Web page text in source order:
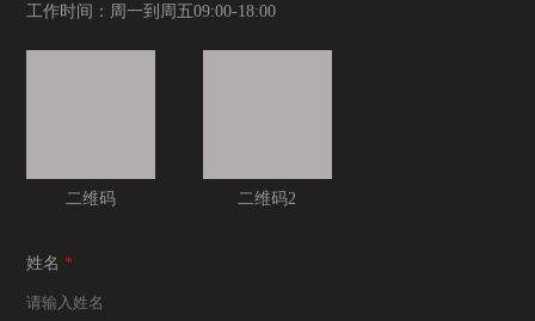
工作时间：周一到周五09:00-18:00
二维码 二维码2
姓名 *